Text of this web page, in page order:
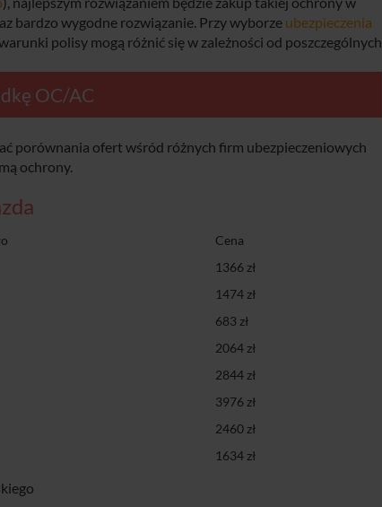
bardzo wygodne rozwiązanie. Przy wyborze ubezpieczenia
polisy mogą różnić się w zależności od poszczególnych
OC/AC
porównania ofert wśród różnych firm ubezpieczeniowych
ochrony.
Cena
1366 zł
1474 zł
683 zł
2064 zł
2844 zł
3976 zł
2460 zł
1634 zł